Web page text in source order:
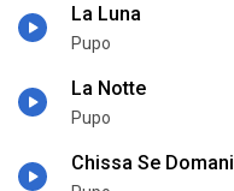
La Luna
Pupo
La Notte
Pupo
Chissa Se Domani